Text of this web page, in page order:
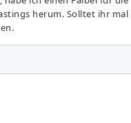
herum. Solltet ihr